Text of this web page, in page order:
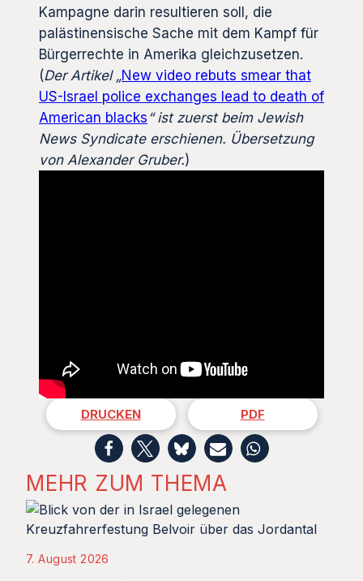
Kampagne darin resultieren soll, die
palästinensische Sache mit dem Kampf für
Bürgerrechte in Amerika gleichzusetzen.
(Der Artikel „New video rebuts smear that
US-Israel police exchanges lead to death of
American blacks “ ist zuerst beim Jewish
News Syndicate erschienen. Übersetzung
von Alexander Gruber.)
DRUCKEN PDF
MEHR ZUM THEMA
7. August 2026